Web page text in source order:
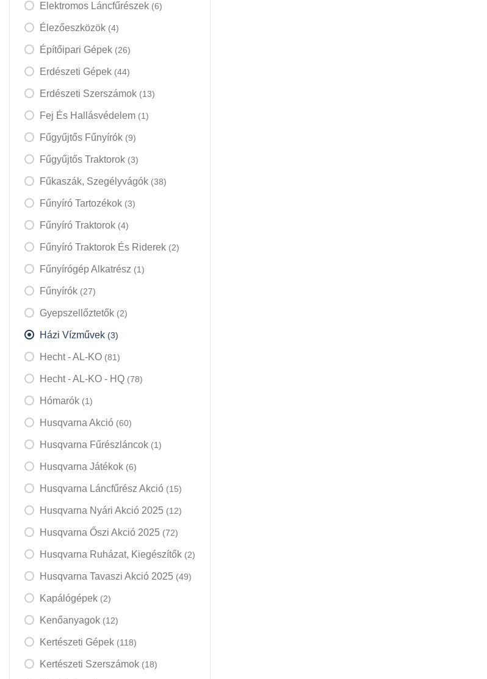
Elektromos Láncfűrészek (6)
Élezőeszközök (4)
Építőipari Gépek (26)
Erdészeti Gépek (44)
Erdészeti Szerszámok (13)
Fej És Hallásvédelem (1)
Fűgyűjtős Fűnyírók (9)
Fűgyűjtős Traktorok (3)
Fűkaszák, Szegélyvágók (38)
Fűnyíró Tartozékok (3)
Fűnyíró Traktorok (4)
Fűnyíró Traktorok És Riderek (2)
Fűnyírógép Alkatrész (1)
Fűnyírók (27)
Gyepszellőztetők (2)
Házi Vízművek (3)
Hecht - AL-KO (81)
Hecht - AL-KO - HQ (78)
Hómarók (1)
Husqvarna Akció (60)
Husqvarna Fűrészláncok (1)
Husqvarna Játékok (6)
Husqvarna Láncfűrész Akció (15)
Husqvarna Nyári Akció 2025 (12)
Husqvarna Őszi Akció 2025 (72)
Husqvarna Ruházat, Kiegészítők (2)
Husqvarna Tavaszi Akció 2025 (49)
Kapálógépek (2)
Kenőanyagok (12)
Kertészeti Gépek (118)
Kertészeti Szerszámok (18)